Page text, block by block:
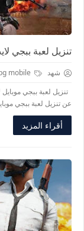
تنزيل لعبة ببجي
شهد
عن تنزيل لعبة ببجي
أقراء المزيد